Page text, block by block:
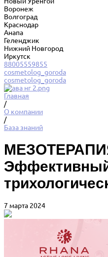
Воронеж
Волгоград
Краснодар
Анапа
Геленджик
Нижний Новгород
Иркутск
88005559855
cosmetolog_goroda
cosmetolog_goroda
Главная
/
О компании
/
База знаний
7 марта 2024